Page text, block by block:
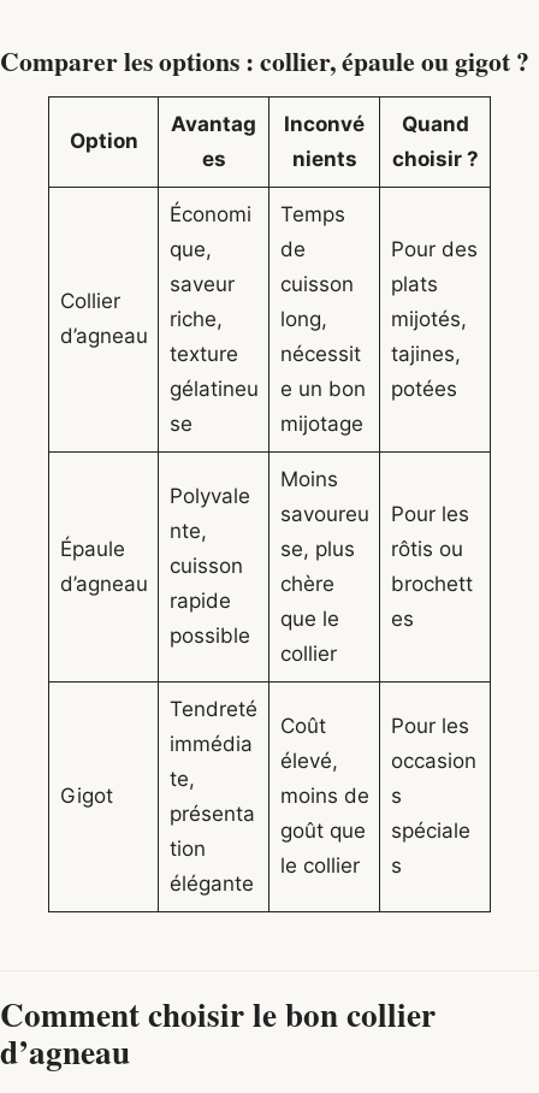
Comparer les options : collier, épaule ou gigot ?
Option
Avantag
es
Inconvé
nients
Quand
choisir ?
Collier
d’agneau
Économi
que,
saveur
riche,
texture
gélatineu
se
Temps
de
cuisson
long,
nécessit
e un bon
mijotage
Pour des
plats
mijotés,
tajines,
potées
Épaule
d’agneau
Polyvale
nte,
cuisson
rapide
possible
Moins
savoureu
se, plus
chère
que le
collier
Pour les
rôtis ou
brochett
es
Gigot
Tendreté
immédia
te,
présenta
tion
élégante
Coût
élevé,
moins de
goût que
le collier
Pour les
occasion
s
spéciale
s
Comment choisir le bon collier
d’agneau